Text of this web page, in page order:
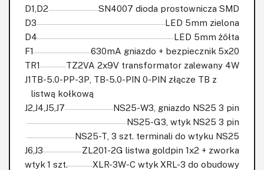
D1,D2
SN4007 dioda prostownicza SMD
D3
LED 5mm zielona
D4
LED 5mm żółta
F1
630mA gniazdo + bezpiecznik 5x20
TR1
TZ2VA 2x9V transformator zalewany 4W
J1TB-5.0-PP-3P, TB-5.0-PIN 0-PIN złącze TB z
listwą kołkową
J2,J4,J5,J7
NS25-W3, gniazdo NS25 3 pin
NS25-G3, wtyk NS25 3 pin
NS25-T, 3 szt. terminali do wtyku NS25
J6,J3
ZL201-2G listwa goldpin 1x2 + zworka
wtyk 1 szt.
XLR-3W-C wtyk XRL-3 do obudowy